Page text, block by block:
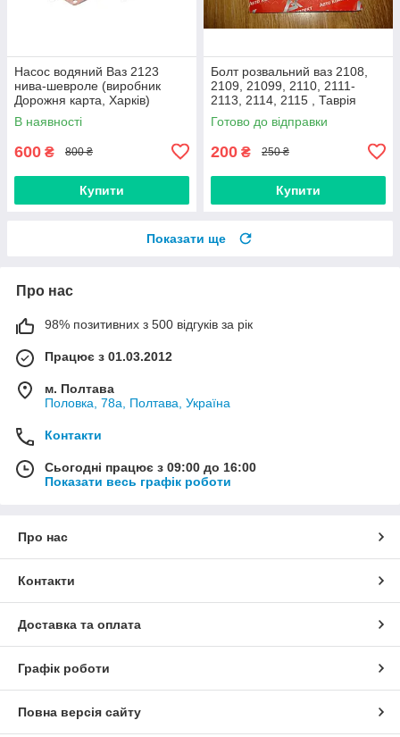
Насос водяний Ваз 2123
нива-шевроле (виробник
Дорожня карта, Харків)
В наявності
600 ₴ 800 ₴
Купити
Болт розвальний ваз 2108,
2109, 21099, 2110, 2111-
2113, 2114, 2115 , Таврія
М12х60, стойки передньої
(Авто Комплект)
Готово до відправки
200 ₴ 250 ₴
Купити
Показати ще
Про нас
98% позитивних з 500 відгуків за рік
Працює з 01.03.2012
м. Полтава
Половка, 78а, Полтава, Україна
Контакти
Сьогодні працює з 09:00 до 16:00
Показати весь графік роботи
Про нас
Контакти
Доставка та оплата
Графік роботи
Повна версія сайту